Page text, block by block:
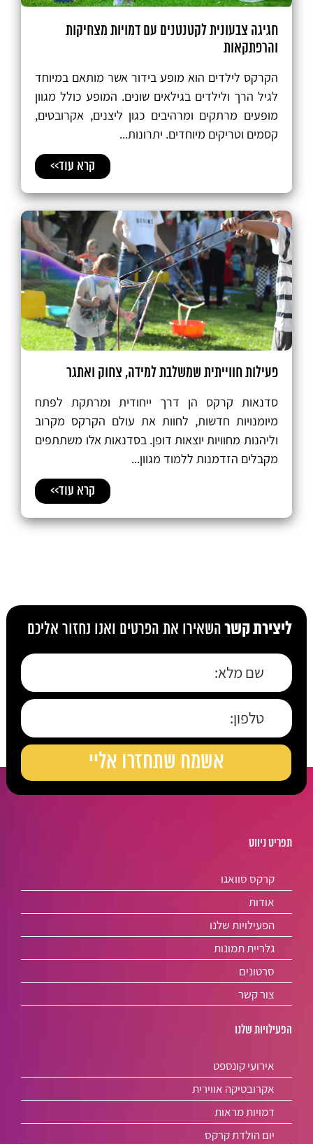
חגיגה צבעונית לקטנטנים עם דמויות מצחיקות
והרפתקאות
הקרקס לילדים הוא מופע בידור אשר מותאם במיוחד
לגיל הרך ולילדים בגילאים שונים. המופע כולל מגוון
מופעים מרתקים ומרהיבים כגון ליצנים, אקרובטים,
קסמים וטריקים מיוחדים. יתרונות...
קרא עוד>>
פעילות חווייתית שמשלבת למידה, צחוק ואתגר
סדנאות קרקס הן דרך ייחודית ומרתקת לפתח
מיומנויות חדשות, לחוות את עולם הקרקס מקרוב
וליהנות מחוויות יוצאות דופן. בסדנאות אלו משתתפים
מקבלים הזדמנות ללמוד מגוון...
קרא עוד>>
ליצירת קשרהשאירו את הפרטים ואנו נחזור אליכם
תפריט ניווט
קרקס סוואגו
אודות
הפעילויות שלנו
גלריית תמונות
סרטונים
צור קשר
הפעילויות שלנו
אירועי קונספט
אקרובטיקה אווירית
דמויות מראות
יום הולדת קרקס